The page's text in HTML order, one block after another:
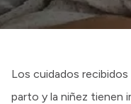
Los cuidados
parto y la niñez tienen